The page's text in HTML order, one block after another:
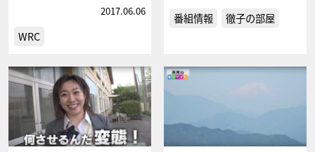
2017.06.06
WRC
番組情報 徹子の部屋